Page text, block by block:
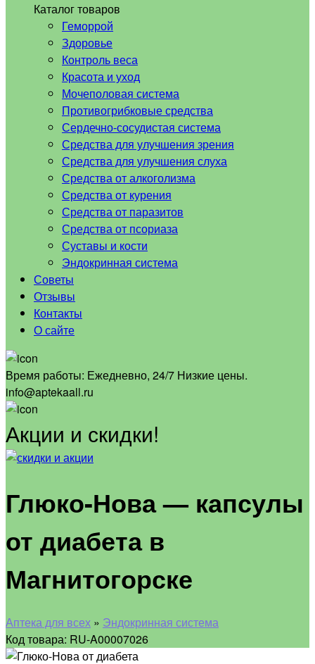
Каталог товаров
Геморрой
Здоровье
Контроль веса
Красота и уход
Мочеполовая система
Противогрибковые средства
Сердечно-сосудистая система
Средства для улучшения зрения
Средства для улучшения слуха
Средства от алкоголизма
Средства от курения
Средства от паразитов
Средства от псориаза
Суставы и кости
Эндокринная система
Советы
Отзывы
Контакты
О сайте
Время работы: Ежедневно, 24/7 Низкие цены.
info@aptekaall.ru
Акции и скидки!
Глюко-Нова — капсулы
от диабета в
Магнитогорске
Аптека для всех » Эндокринная система
Код товара: RU-A00007026